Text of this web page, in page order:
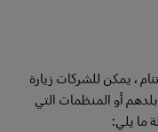
، يمكن للشركات زيارة
أو المنظمات التي
ما يلي: